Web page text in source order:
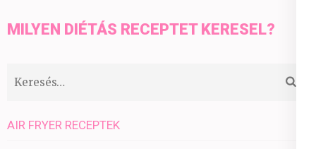
MILYEN DIÉTÁS RECEPTET KERESEL?
Keresés:
AIR FRYER RECEPTEK